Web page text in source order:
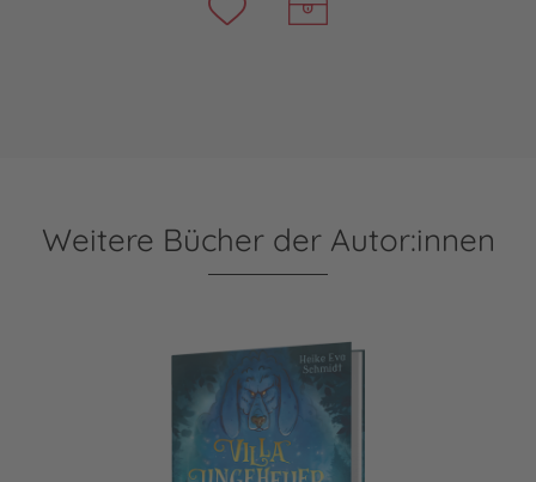
Weitere Bücher der Autor:innen